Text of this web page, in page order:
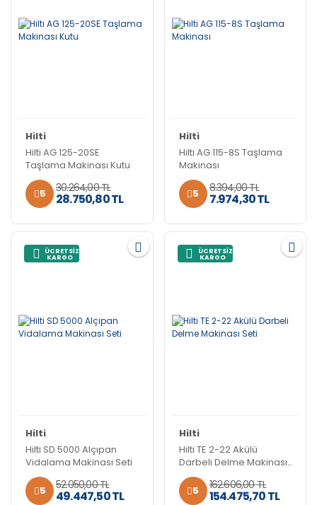
Hilti
Hilti AG 125-20SE
Taşlama Makinası Kutu
5 30.264,00 TL
28.750,80 TL
Hilti
Hilti AG 115-8S Taşlama
Makinası
5 8.394,00 TL
7.974,30 TL
ÜCRETSİZ
KARGO
Hilti
Hilti SD 5000 Alçıpan
Vidalama Makinası Seti
5 52.050,00 TL
49.447,50 TL
ÜCRETSİZ
KARGO
Hilti
Hilti TE 2-22 Akülü
Darbeli Delme Makinası
Seti
5
162.606,00 TL
154.475,70 TL